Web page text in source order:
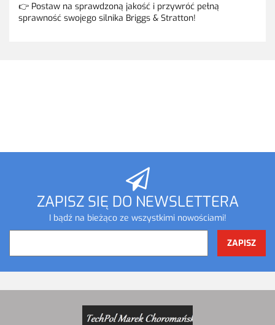
👉 Postaw na sprawdzoną jakość i przywróć pełną
sprawność swojego silnika Briggs & Stratton!
ZAPISZ SIĘ DO NEWSLETTERA
I bądź na bieżąco ze wszystkimi nowościami!